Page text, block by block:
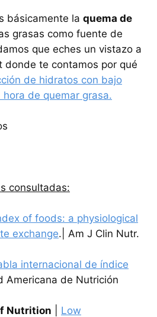
básicamente la quema de
grasas como fuente de
que eches un vistazo a
donde te contamos por qué
de hidratos con bajo
de quemar grasa.
consultadas:
of foods: a physiological
exchange.| Am J Clin Nutr.
internacional de índice
Americana de Nutrición
Nutrition
Low